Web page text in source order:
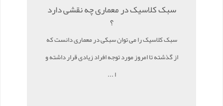
سبک کلاسیک در معماری چه نقشی دارد
؟
سبک کلاسیک را می توان سبکی در معماری دانست که
از گذشته تا امروز مورد توجه افراد زیادی قرار داشته و
ا ...